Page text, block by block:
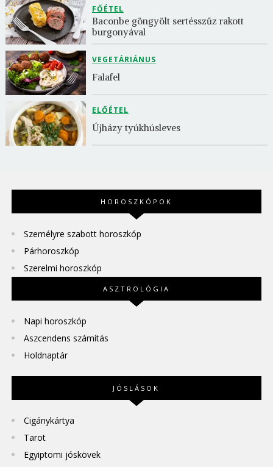
FŐÉTEL
Baconbe göngyölt sertésszűz rakott
burgonyával
VEGETÁRIÁNUS
Falafel
ELŐÉTEL
Újházy tyúkhúsleves
HOROSZKÓPOK
Személyre szabott horoszkóp
Párhoroszkóp
Szerelmi horoszkóp
ASZTROLÓGIA
Napi horoszkóp
Aszcendens számítás
Holdnaptár
JÓSLÁSOK
Cigánykártya
Tarot
Egyiptomi jóskövek